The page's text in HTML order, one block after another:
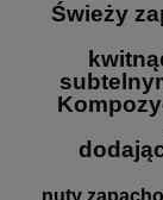
Świeży
nuty